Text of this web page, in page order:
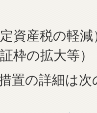
資産税の軽減
枠の拡大等）
置の詳細は